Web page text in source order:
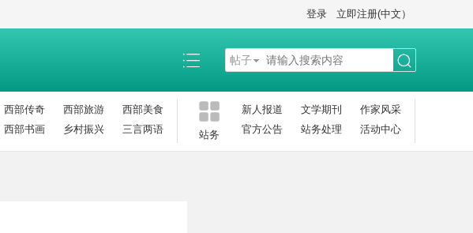
登录 立即注册(中文）
帖子
西部传奇 西部旅游
西部美食
西部书画
乡村振兴 三言两语 站务
新人报道 文学期刊
作家风采
官方公告
站务处理 活动中心